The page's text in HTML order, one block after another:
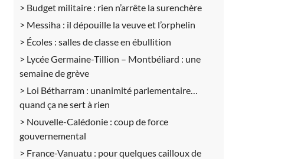
Budget militaire : rien n’arrête la surenchère
Messiha : il dépouille la veuve et l’orphelin
Écoles : salles de classe en ébullition
Lycée Germaine-Tillion – Montbéliard : une
semaine de grève
Loi Bétharram : unanimité parlementaire…
quand ça ne sert à rien
Nouvelle-Calédonie : coup de force
gouvernemental
France-Vanuatu : pour quelques cailloux de